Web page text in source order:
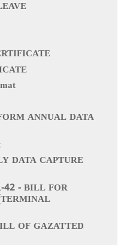
ANNUAL DATA
DATA CAPTURE
42 - BILL FOR
OF GAZATTED